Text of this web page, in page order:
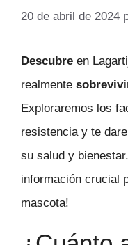
20 de abril de 2024
Descubre en
realmente
Exploraremos los
resistencia y te
su salud y
información crucial
mascota!